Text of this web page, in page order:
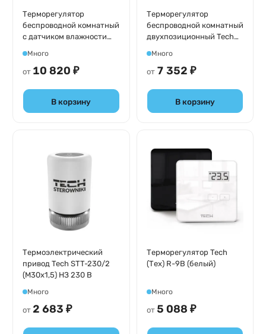
Терморегулятор
беспроводной комнатный
c датчиком влажности
4/8/9/X
Много
от 10 820 ₽
В корзину
Терморегулятор
беспроводной комнатный
двухпозиционный Tech
Много
от 7 352 ₽
В корзину
Термоэлектрический
привод Tech STT-230/2
(M30х1,5) НЗ 230 B
Много
от 2 683 ₽
Терморегулятор Tech
(Тех) R-9B (белый)
Много
от 5 088 ₽